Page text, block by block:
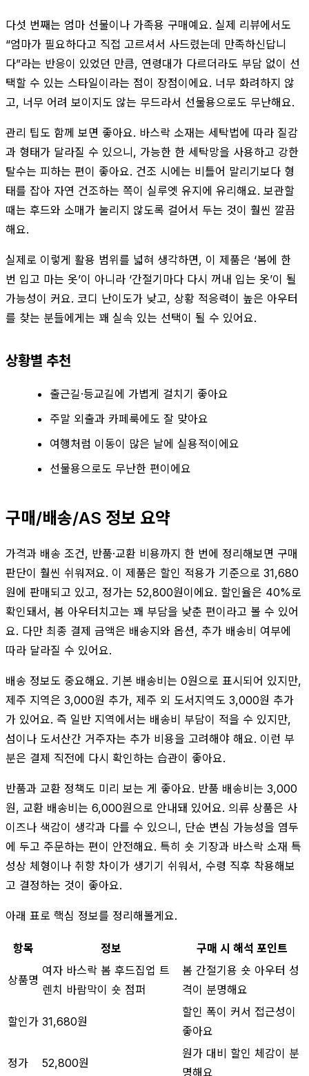
다섯 번째는 엄마 선물이나 가족용 구매예요. 실제 리뷰에서도
“엄마가 필요하다고 직접 고르셔서 사드렸는데 만족하신답니
다”라는 반응이 있었던 만큼, 연령대가 다르더라도 부담 없이 선
택할 수 있는 스타일이라는 점이 장점이에요. 너무 화려하지 않
고, 너무 어려 보이지도 않는 무드라서 선물용으로도 무난해요.
관리 팁도 함께 보면 좋아요. 바스락 소재는 세탁법에 따라 질감
과 형태가 달라질 수 있으니, 가능한 한 세탁망을 사용하고 강한
탈수는 피하는 편이 좋아요. 건조 시에는 비틀어 말리기보다 형
태를 잡아 자연 건조하는 쪽이 실루엣 유지에 유리해요. 보관할
때는 후드와 소매가 눌리지 않도록 걸어서 두는 것이 훨씬 깔끔
해요.
실제로 이렇게 활용 범위를 넓혀 생각하면, 이 제품은 ‘봄에 한
번 입고 마는 옷’이 아니라 ‘간절기마다 다시 꺼내 입는 옷’이 될
가능성이 커요. 코디 난이도가 낮고, 상황 적응력이 높은 아우터
를 찾는 분들에게는 꽤 실속 있는 선택이 될 수 있어요.
상황별 추천
출근길·등교길에 가볍게 걸치기 좋아요
주말 외출과 카페룩에도 잘 맞아요
여행처럼 이동이 많은 날에 실용적이에요
선물용으로도 무난한 편이에요
구매/배송/AS 정보 요약
가격과 배송 조건, 반품·교환 비용까지 한 번에 정리해보면 구매
판단이 훨씬 쉬워져요. 이 제품은 할인 적용가 기준으로 31,680
원에 판매되고 있고, 정가는 52,800원이에요. 할인율은 40%로
확인돼서, 봄 아우터치고는 꽤 부담을 낮춘 편이라고 볼 수 있어
요. 다만 최종 결제 금액은 배송지와 옵션, 추가 배송비 여부에
따라 달라질 수 있어요.
배송 정보도 중요해요. 기본 배송비는 0원으로 표시되어 있지만,
제주 지역은 3,000원 추가, 제주 외 도서지역도 3,000원 추가
가 있어요. 즉 일반 지역에서는 배송비 부담이 적을 수 있지만,
섬이나 도서산간 거주자는 추가 비용을 고려해야 해요. 이런 부
분은 결제 직전에 다시 확인하는 습관이 좋아요.
반품과 교환 정책도 미리 보는 게 좋아요. 반품 배송비는 3,000
원, 교환 배송비는 6,000원으로 안내돼 있어요. 의류 상품은 사
이즈나 색감이 생각과 다를 수 있으니, 단순 변심 가능성을 염두
에 두고 주문하는 편이 안전해요. 특히 숏 기장과 바스락 소재 특
성상 체형이나 취향 차이가 생기기 쉬워서, 수령 직후 착용해보
고 결정하는 것이 좋아요.
아래 표로 핵심 정보를 정리해볼게요.
항목 정보 구매 시 해석 포인트
상품명
여자 바스락 봄 후드집업 트
렌치 바람막이 숏 점퍼
봄 간절기용 숏 아우터 성
격이 분명해요
할인가 31,680원
할인 폭이 커서 접근성이
좋아요
정가 52,800원
원가 대비 할인 체감이 분
명해요